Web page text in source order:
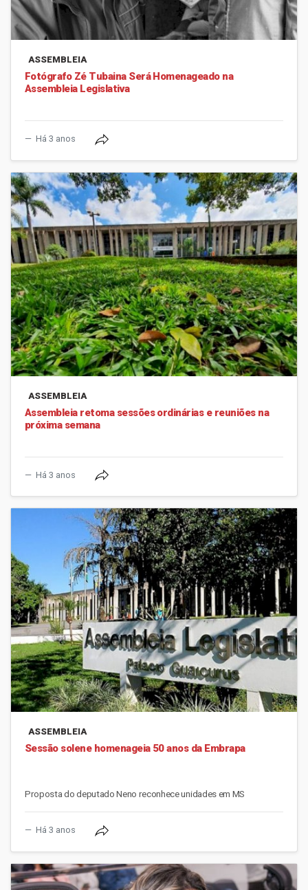
ASSEMBLEIA
Fotógrafo Zé Tubaina Será Homenageado na
Assembleia Legislativa
Há 3 anos
ASSEMBLEIA
Assembleia retoma sessões ordinárias e reuniões na
próxima semana
Há 3 anos
ASSEMBLEIA
Sessão solene homenageia 50 anos da Embrapa
Proposta do deputado Neno reconhece unidades em MS
Há 3 anos